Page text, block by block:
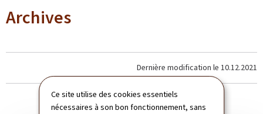
Ce site utilise des cookies essentiels
nécessaires à son bon fonctionnement, sans
Archives
Dernière modification le 10.12.2021